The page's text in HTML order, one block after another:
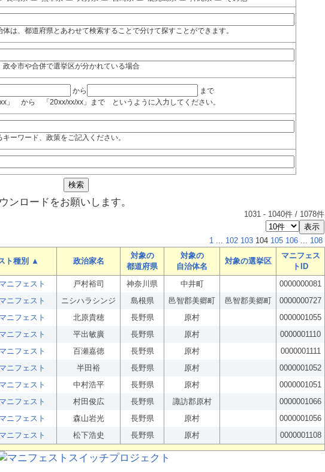
は、都道府県とあわせて検索することで分けて探すことができます。
令市や合併で選挙区が分かれている場合
から
まで
」 から 「20xx/xx/xx」まで というように入力してください。
ーワード、政策をご記入ください。
ンロードをお願いします。
1031 - 1040件 / 1078件
1 ... 102 103 104 105 106 ... 108
ト種別 ▲ 政治家名
対象の
都道府県
対象の
自治体名
対象の選挙区
マニフェス
トID
ニフェスト 戸村裕司 神奈川県 中井町
0000000081
ニフェスト ニシハラシンジ 島根県 邑智郡美郷町 邑智郡美郷町
0000000727
ニフェスト 北原貴穂 長野県 原村
0000001055
ニフェスト 平出敏廣 長野県 原村
0000001110
ニフェスト 百瀬嘉徳 長野県 原村
0000001111
ニフェスト 半田裕 長野県 原村
0000001052
ニフェスト 中村浩平 長野県 原村
0000001051
ニフェスト 村田俊広 長野県 諏訪郡原村
0000001066
ニフェスト 森山岩光 長野県 原村
0000001056
ニフェスト 松下浩史 長野県 原村 0000001108